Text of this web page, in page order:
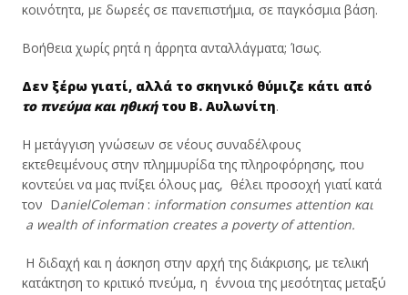
κοινότητα, με δωρεές σε πανεπιστήμια, σε παγκόσμια βάση.
Βοήθεια χωρίς ρητά η άρρητα ανταλλάγματα; Ίσως.
Δεν ξέρω γιατί, αλλά το σκηνικό θύμιζε κάτι από
το πνεύμα και ηθικήτου Β. Αυλωνίτη.
Η μετάγγιση γνώσεων σε νέους συναδέλφους
εκτεθειμένους στην πλημμυρίδα της πληροφόρησης, που
κοντεύει να μας πνίξει όλους μας, θέλει προσοχή γιατί κατά
τον DanielColeman : information consumes attention και
a wealth ofinformation creates a povertyofattention.
Η διδαχή και η άσκηση στην αρχή της διάκρισης, με τελική
κατάκτηση το κριτικό πνεύμα, η έννοια της μεσότητας μεταξύ